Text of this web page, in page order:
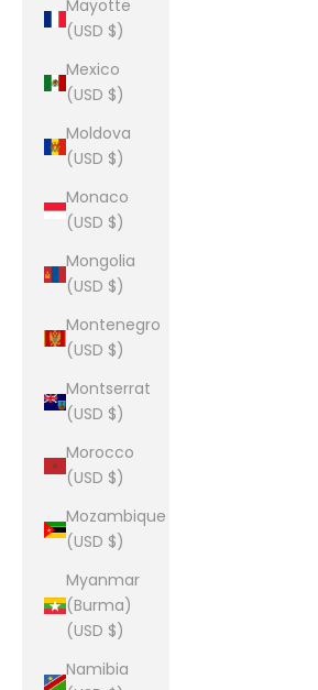
Mayotte
(USD $)
Mexico
(USD $)
Moldova
(USD $)
Monaco
(USD $)
Mongolia
(USD $)
Montenegro
(USD $)
Montserrat
(USD $)
Morocco
(USD $)
Mozambique
(USD $)
Myanmar
(Burma)
(USD $)
Namibia